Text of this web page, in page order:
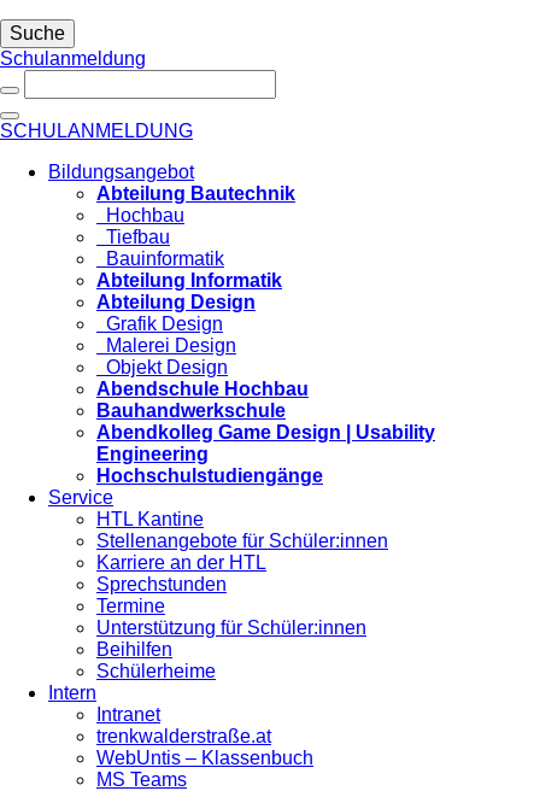
Suche
Schulanmeldung
SCHULANMELDUNG
Bildungsangebot
Abteilung Bautechnik
Hochbau
Tiefbau
Bauinformatik
Abteilung Informatik
Abteilung Design
Grafik Design
Malerei Design
Objekt Design
Abendschule Hochbau
Bauhandwerkschule
Abendkolleg Game Design | Usability
Engineering
Hochschulstudiengänge
Service
HTL Kantine
Stellenangebote für Schüler:innen
Karriere an der HTL
Sprechstunden
Termine
Unterstützung für Schüler:innen
Beihilfen
Schülerheime
Intern
Intranet
trenkwalderstraße.at
WebUntis – Klassenbuch
MS Teams